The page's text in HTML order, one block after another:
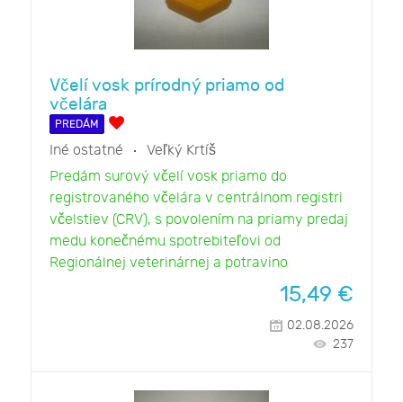
Včelí vosk prírodný priamo od
včelára
PREDÁM
Iné ostatné
Veľký Krtíš
Predám surový včelí vosk priamo do
registrovaného včelára v centrálnom registri
včelstiev (CRV), s povolením na priamy predaj
medu konečnému spotrebiteľovi od
Regionálnej veterinárnej a potravino
15,49 €
02.08.2026
237